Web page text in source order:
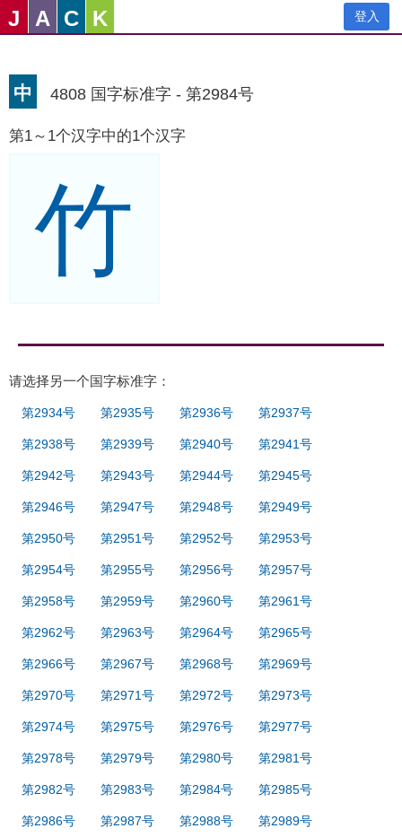
J A C K 登入
中 4808 国字标准字 - 第2984号
第1～1个汉字中的1个汉字
竹
请选择另一个国字标准字：
第2934号 第2935号 第2936号 第2937号
第2938号 第2939号 第2940号 第2941号
第2942号 第2943号 第2944号 第2945号
第2946号 第2947号 第2948号 第2949号
第2950号 第2951号 第2952号 第2953号
第2954号 第2955号 第2956号 第2957号
第2958号 第2959号 第2960号 第2961号
第2962号 第2963号 第2964号 第2965号
第2966号 第2967号 第2968号 第2969号
第2970号 第2971号 第2972号 第2973号
第2974号 第2975号 第2976号 第2977号
第2978号 第2979号 第2980号 第2981号
第2982号 第2983号 第2984号 第2985号
第2986号 第2987号 第2988号 第2989号